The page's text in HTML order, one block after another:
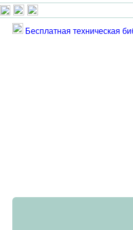
Бесплатная техническая